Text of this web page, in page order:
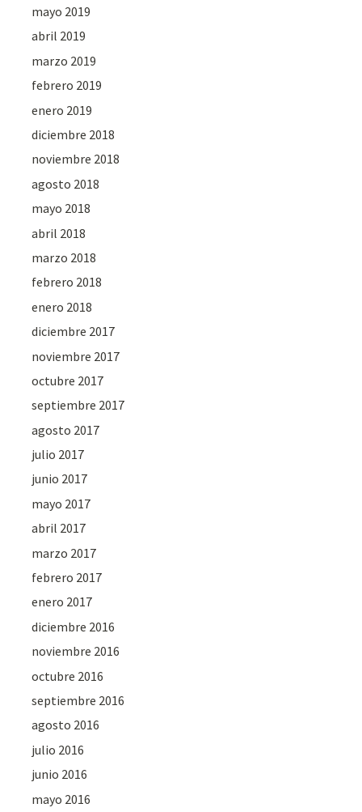
mayo 2019
abril 2019
marzo 2019
febrero 2019
enero 2019
diciembre 2018
noviembre 2018
agosto 2018
mayo 2018
abril 2018
marzo 2018
febrero 2018
enero 2018
diciembre 2017
noviembre 2017
octubre 2017
septiembre 2017
agosto 2017
julio 2017
junio 2017
mayo 2017
abril 2017
marzo 2017
febrero 2017
enero 2017
diciembre 2016
noviembre 2016
octubre 2016
septiembre 2016
agosto 2016
julio 2016
junio 2016
mayo 2016